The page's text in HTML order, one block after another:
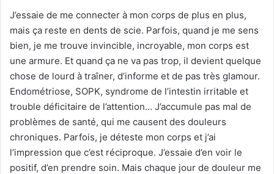
J’essaie de me connecter à mon corps de plus en plus,
mais ça reste en dents de scie. Parfois, quand je me sens
bien, je me trouve invincible, incroyable, mon corps est
une armure. Et quand ça ne va pas trop, il devient quelque
chose de lourd à traîner, d’informe et de pas très glamour.
Endométriose, SOPK, syndrome de l’intestin irritable et
trouble déficitaire de l’attention… J’accumule pas mal de
problèmes de santé, qui me causent des douleurs
chroniques. Parfois, je déteste mon corps et j’ai
l’impression que c’est réciproque. J’essaie d’en voir le
positif, d’en prendre soin. Mais chaque jour de douleur me